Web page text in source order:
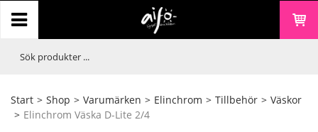
Start > Shop > Varumärken > Elinchrom > Tillbehör > Väskor
> Elinchrom Väska D-Lite 2/4